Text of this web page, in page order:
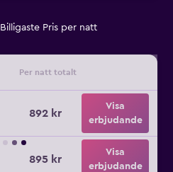
Billigaste Pris per natt
Per natt totalt
892 kr
Visa
erbjudande
895 kr
Visa
erbjudande